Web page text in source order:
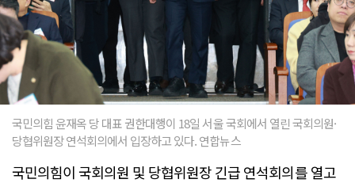
국민의힘 윤재옥 당 대표 권한대행이 18일 서울 국회에서 열린 국회의원·
당협위원장 연석회의에서 입장하고 있다. 연합뉴스
국민의힘이 국회의원 및 당협위원장 긴급 연석회의를 열고